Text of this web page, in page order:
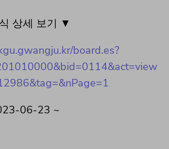
상세 보기 ▼
board.es?
06-23 ~